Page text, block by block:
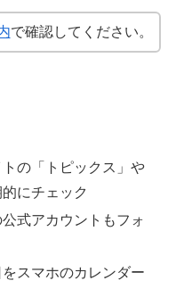
で確認してください。
の「トピックス」や
にチェック
式アカウントもフォ
スマホのカレンダー